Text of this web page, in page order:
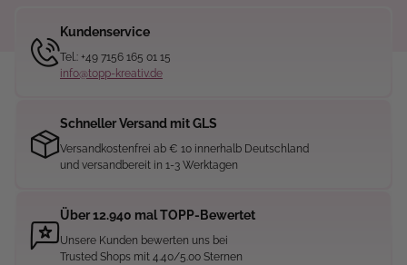
Kundenservice
Tel.: +49 7156 165 01 15
info@topp-kreativ.de
Schneller Versand mit GLS
Versandkostenfrei ab € 10 innerhalb Deutschland
und versandbereit in 1-3 Werktagen
Über 12.940 mal TOPP-Bewertet
Unsere Kunden bewerten uns bei
Trusted Shops mit 4.40/5.00 Sternen